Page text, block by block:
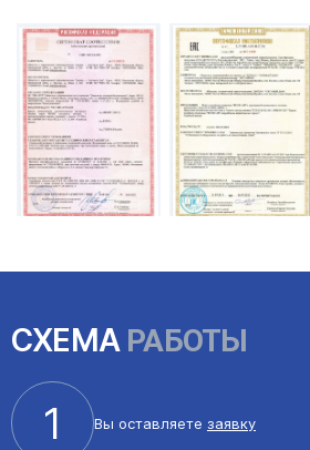
СХЕМАРАБОТЫ
1 Вы оставляете заявку